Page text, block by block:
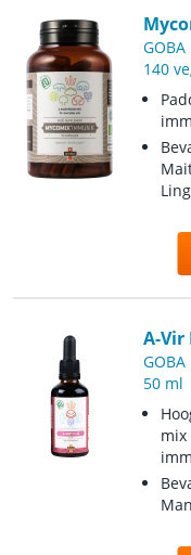
GOBA
140
A-Vir
GOBA
50 ml
mix